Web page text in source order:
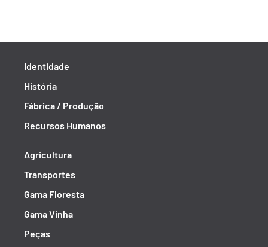
Identidade
História
Fábrica / Produção
Recursos Humanos
Agricultura
Transportes
Gama Floresta
Gama Vinha
Peças